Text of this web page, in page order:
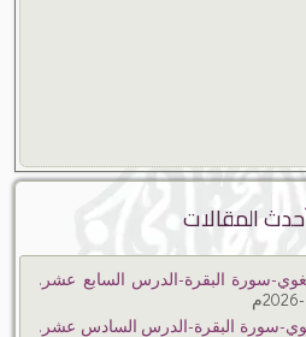
المقالات
سورة البقرة-الدرس السابع عشر.
سورة البقرة-الدرس السادس عشر.